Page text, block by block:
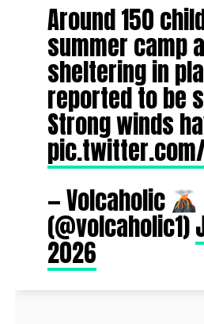
Around 150
summer camp
sheltering in
reported to be
Strong winds
pic.twitter.com/
— Volcaholic
(@volcaholic1)
2026